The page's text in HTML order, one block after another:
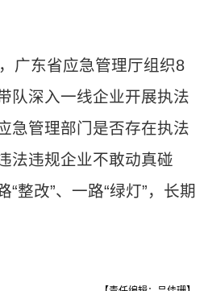
广东省应急管理厅组织8
队深入一线企业开展执法
急管理部门是否存在执法
法违规企业不敢动真碰
整改”、一路“绿灯”，长期